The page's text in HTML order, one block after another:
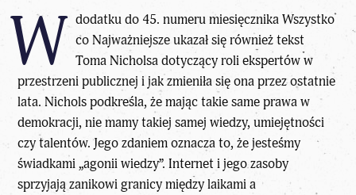
W dodatku do 45. numeru miesięcznika Wszystko
co Najważniejsze ukazał się również tekst
Toma Nicholsa dotyczący roli ekspertów w
przestrzeni publicznej i jak zmieniła się ona przez ostatnie
lata. Nichols podkreśla, że mając takie same prawa w
demokracji, nie mamy takiej samej wiedzy, umiejętności
czy talentów. Jego zdaniem oznacza to, że jesteśmy
świadkami „agonii wiedzy”. Internet i jego zasoby
sprzyjają zanikowi granicy między laikami a